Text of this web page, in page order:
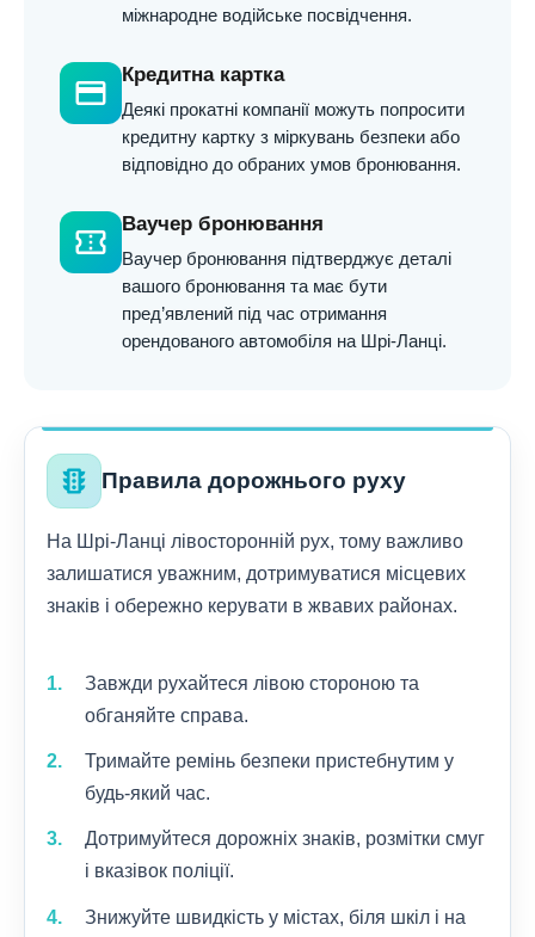
міжнародне водійське посвідчення.
credit_card
Кредитна картка
Деякі прокатні компанії можуть попросити
кредитну картку з міркувань безпеки або
відповідно до обраних умов бронювання.
confirmation_number
Ваучер бронювання
Ваучер бронювання підтверджує деталі
вашого бронювання та має бути
пред’явлений під час отримання
орендованого автомобіля на Шрі-Ланці.
traffic Правила дорожнього руху
На Шрі-Ланці лівосторонній рух, тому важливо
залишатися уважним, дотримуватися місцевих
знаків і обережно керувати в жвавих районах.
Завжди рухайтеся лівою стороною та
обганяйте справа.
Тримайте ремінь безпеки пристебнутим у
будь-який час.
Дотримуйтеся дорожніх знаків, розмітки смуг
і вказівок поліції.
Знижуйте швидкість у містах, біля шкіл і на